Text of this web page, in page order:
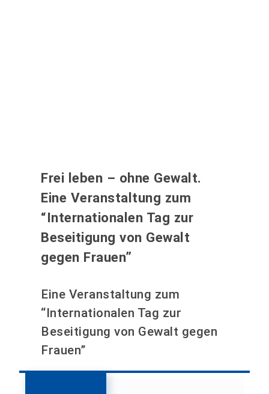
Frei leben – ohne Gewalt.
Eine Veranstaltung zum
“Internationalen Tag zur
Beseitigung von Gewalt
gegen Frauen”
Eine Veranstaltung zum
“Internationalen Tag zur
Beseitigung von Gewalt gegen
Frauen”